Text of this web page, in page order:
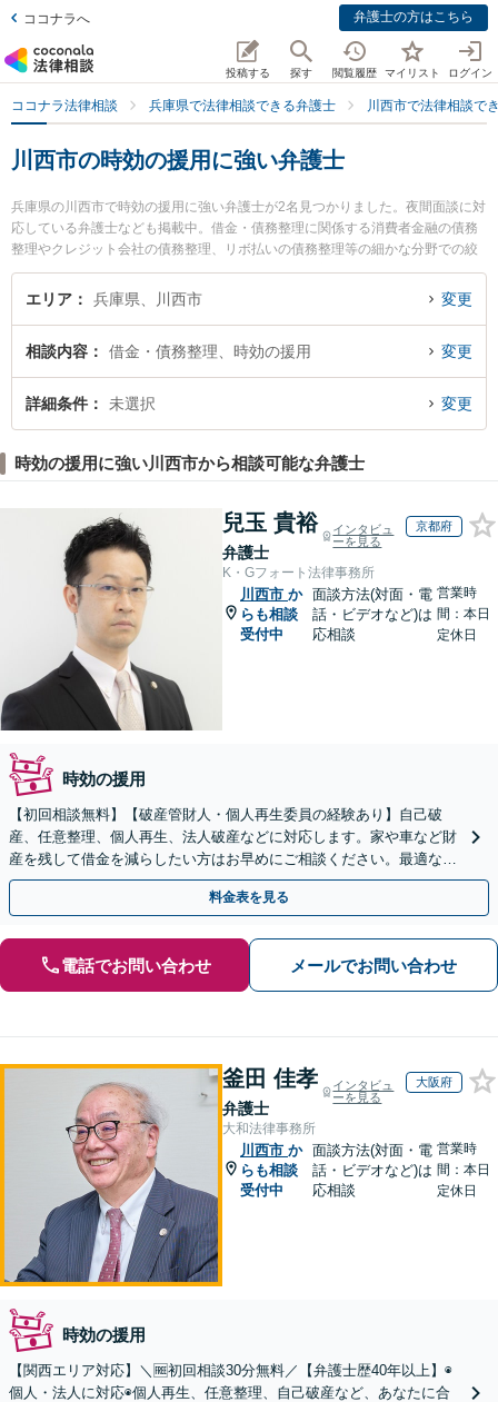
ココナラへ 弁護士の方はこちら
投稿する 探す 閲覧履歴 マイリスト ログイン
ココナラ法律相談 兵庫県で法律相談できる弁護士 川西市で法律相談で
川西市の時効の援用に強い弁護士
兵庫県の川西市で時効の援用に強い弁護士が2名見つかりました。夜間面談に対
応している弁護士なども掲載中。借金・債務整理に関係する消費者金融の債務
整理やクレジット会社の債務整理、リボ払いの債務整理等の細かな分野での絞
り込み検索もでき便利です。特に弁護士法人村上・新村法律事務所 川西池田オ
フィスの岩田 啓佑弁護士や川西能勢法律事務所の三木田 直哉弁護士のプロフィ
用のトラブル解決の実績豊富な近くの弁護士を検索したい』『初回相談無料で
時効の援用を法律相談できる川西市内の弁護士に相談予約したい』などでお困
りの相談者さんにおすすめです。
エリア 兵庫県、川西市 変更
相談内容 借金・債務整理、時効の援用 変更
詳細条件 未選択 変更
時効の援用に強い川西市から相談可能な弁護士
兒玉 貴裕
弁護士
インタビュ
ーを見る
京都府
K・Gフォート法律事務所
川西市 か
らも相談
受付中
面談方法(対面・電
話・ビデオなど)は
応相談
営業時
間：本日
定休日
時効の援用
【初回相談無料】【破産管財人・個人再生委員の経験あり】自己破
産、任意整理、個人再生、法人破産などに対応します。家や車など財
産を残して借金を減らしたい方はお早めにご相談ください。最適な解
決手段をご提案します【関西エリア対応】
料金表を見る
電話でお問い合わせ メールでお問い合わせ
釜田 佳孝
弁護士
インタビュ
ーを見る
大阪府
大和法律事務所
川西市 か
らも相談
受付中
面談方法(対面・電
話・ビデオなど)は
応相談
営業時
間：本日
定休日
時効の援用
【関西エリア対応】＼🆓初回相談30分無料／【弁護士歴40年以上】◉
個人・法人に対応◉個人再生、任意整理、自己破産など、あなたに合